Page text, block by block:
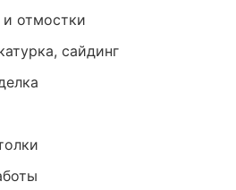
отмостки
сайдинг